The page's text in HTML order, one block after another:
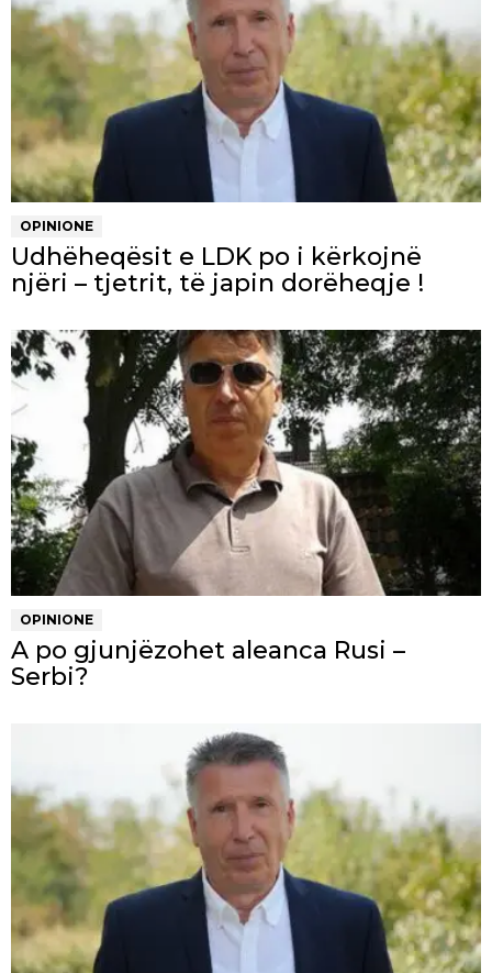
OPINIONE
Udhëheqësit e LDK po i kërkojnë
njëri – tjetrit, të japin dorëheqje !
OPINIONE
A po gjunjëzohet aleanca Rusi –
Serbi?